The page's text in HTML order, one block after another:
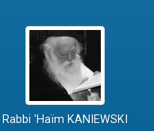
Rabbi 'Haïm KANIEWSKI